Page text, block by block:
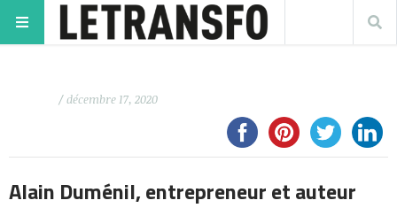
/ décembre 17, 2020
Alain Duménil, entrepreneur et auteur